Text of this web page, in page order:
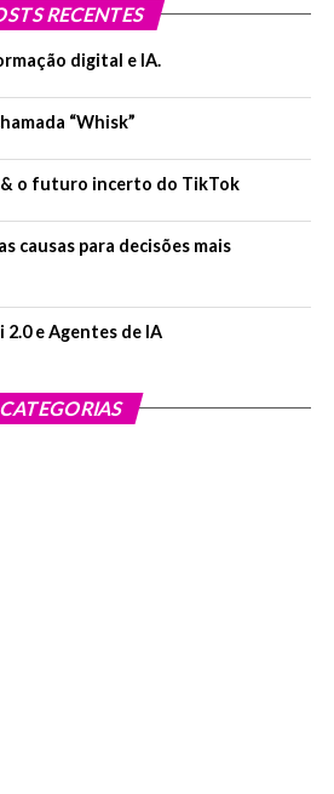
RECENTES
digital e IA.
“Whisk”
& o futuro incerto do TikTok
causas para decisões mais
e Agentes de IA
CATEGORIAS